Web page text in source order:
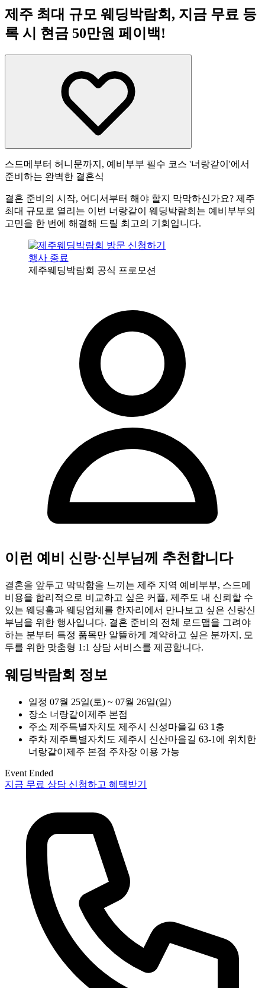
제주 최대 규모 웨딩박람회, 지금 무료 등
록 시 현금 50만원 페이백!
스드메부터 허니문까지, 예비부부 필수 코스 '너랑같이'에서
준비하는 완벽한 결혼식
결혼 준비의 시작, 어디서부터 해야 할지 막막하신가요? 제주
최대 규모로 열리는 이번 너랑같이 웨딩박람회는 예비부부의
고민을 한 번에 해결해 드릴 최고의 기회입니다.
행사 종료
제주웨딩박람회 공식 프로모션
이런 예비 신랑·신부님께 추천합니다
결혼을 앞두고 막막함을 느끼는 제주 지역 예비부부, 스드메
비용을 합리적으로 비교하고 싶은 커플, 제주도 내 신뢰할 수
있는 웨딩홀과 웨딩업체를 한자리에서 만나보고 싶은 신랑신
부님을 위한 행사입니다. 결혼 준비의 전체 로드맵을 그려야
하는 분부터 특정 품목만 알뜰하게 계약하고 싶은 분까지, 모
두를 위한 맞춤형 1:1 상담 서비스를 제공합니다.
웨딩박람회 정보
일정 07월 25일(토) ~ 07월 26일(일)
장소 너랑같이제주 본점
주소 제주특별자치도 제주시 신성마을길 63 1층
주차 제주특별자치도 제주시 신산마을길 63-1에 위치한
너랑같이제주 본점 주차장 이용 가능
Event Ended
지금 무료 상담 신청하고 혜택받기